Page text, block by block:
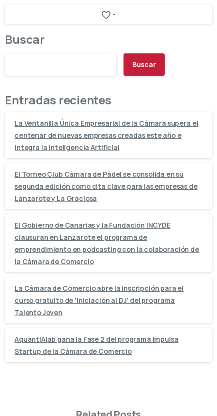
-
Buscar
Buscar
Entradas recientes
La Ventanilla Única Empresarial de la Cámara supera el
centenar de nuevas empresas creadas este año e
integra la Inteligencia Artificial
El Torneo Club Cámara de Pádel se consolida en su
segunda edición como cita clave para las empresas de
Lanzarote y La Graciosa
El Gobierno de Canarias y la Fundación INCYDE
clausuran en Lanzarote el programa de
emprendimiento en podcasting con la colaboración de
la Cámara de Comercio
La Cámara de Comercio abre la inscripción para el
curso gratuito de ‘Iniciación al DJ’ del programa
Talento Joven
AquantIAlab gana la Fase 2 del programa Impulsa
Startup de la Cámara de Comercio